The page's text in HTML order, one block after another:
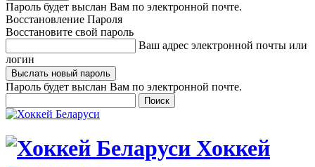
Пароль будет выслан Вам по электронной почте.
Восстановление Пароля
Восстановите свой пароль
Ваш адрес электронной почты или
логин
Пароль будет выслан Вам по электронной почте.
Хоккей